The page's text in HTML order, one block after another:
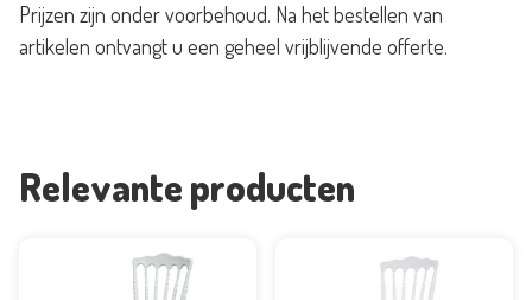
Prijzen zijn onder voorbehoud. Na het bestellen van
artikelen ontvangt u een geheel vrijblijvende offerte.
Relevante producten